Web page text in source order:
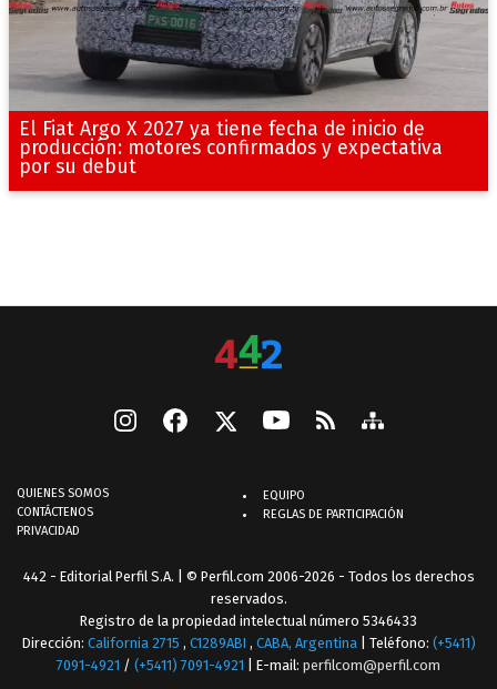
El Fiat Argo X 2027 ya tiene fecha de inicio de
producción: motores confirmados y expectativa
por su debut
QUIENES SOMOS
CONTÁCTENOS
PRIVACIDAD
EQUIPO
REGLAS DE PARTICIPACIÓN
442 - Editorial Perfil S.A. | © Perfil.com 2006-2026 - Todos los derechos
reservados.
Registro de la propiedad intelectual número 5346433
Dirección: California 2715 , C1289ABI , CABA, Argentina | Teléfono: (+5411)
7091-4921 / (+5411) 7091-4921 | E-mail: perfilcom@perfil.com